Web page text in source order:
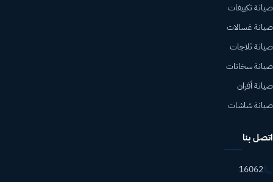
صيانة تكييفات
صيانة غسالات
صيانة ثلاجات
صيانة سخانات
صيانة أفران
صيانة شاشات
اتصل بنا
16062